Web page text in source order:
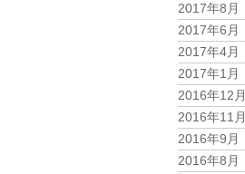
2017年8月
2017年6月
2017年4月
2017年1月
2016年12月
2016年11月
2016年9月
2016年8月